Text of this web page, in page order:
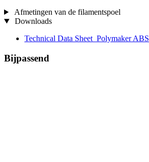
Afmetingen van de filamentspoel
Downloads
Technical Data Sheet_Polymaker ABS
Bijpassend